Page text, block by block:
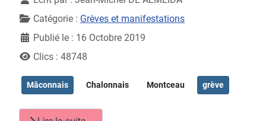
Catégorie : Grèves et manifestations
Publié le : 16 Octobre 2019
Clics : 48748
Mâconnais Chalonnais Montceau grève